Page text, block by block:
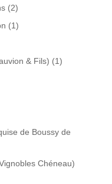
(2)
(1)
& Fils) (1)
de Boussy de
Chéneau)